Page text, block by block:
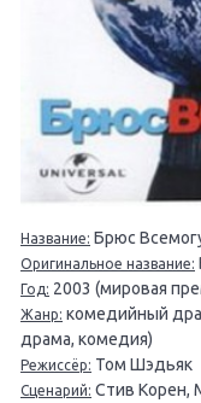
Название: Брюс
Оригинальное название:
Год: 2003 (мировая
Жанр: комедийный
драма, комедия)
Режиссёр: Том Шэдьяк
Сценарий: Стив Корен,